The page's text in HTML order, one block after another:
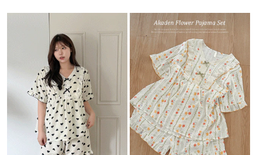
세트할인 ~30%
아우터
티셔츠
니트
블라우스
원피스
팬츠